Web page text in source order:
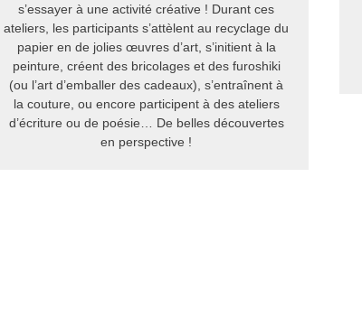
s’essayer à une activité créative ! Durant ces
ateliers, les participants s’attèlent au recyclage du
papier en de jolies œuvres d’art, s’initient à la
peinture, créent des bricolages et des furoshiki
(ou l’art d’emballer des cadeaux), s’entraînent à
la couture, ou encore participent à des ateliers
d’écriture ou de poésie… De belles découvertes
en perspective !